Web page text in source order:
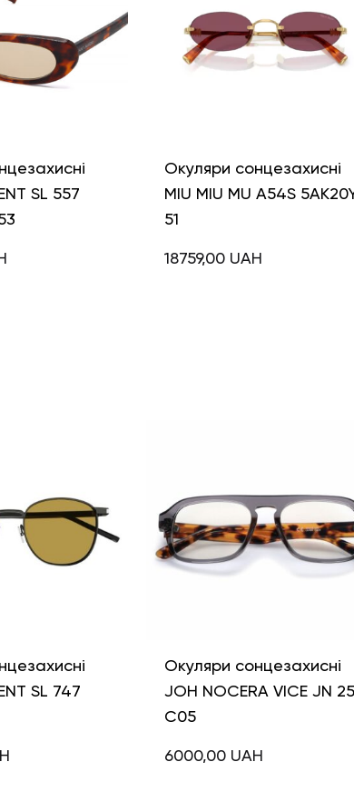
SL 557
Окуляри сонцезахисні
MIU MIU MU A54S
51
18759,00 UAH
SL 747
Окуляри сонцезахисні
JOH NOCERA VICE JN
C05
6000,00 UAH